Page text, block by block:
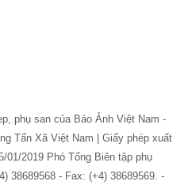
phụ san của Báo Ảnh Việt Nam -
Tấn Xã Việt Nam | Giấy phép xuất
01/2019 Phó Tổng Biên tập phụ
38689568 - Fax: (+4) 38689569. -